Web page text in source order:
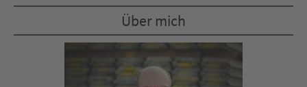
Über mich